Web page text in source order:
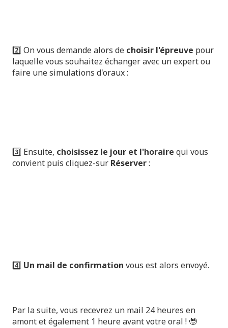
2️⃣ On vous demande alors de choisir l'épreuve pour
laquelle vous souhaitez échanger avec un expert ou
faire une simulations d'oraux :
3️⃣ Ensuite, choisissez le jour et l'horaire qui vous
convient puis cliquez-sur Réserver:
4️⃣ Un mail de confirmation vous est alors envoyé.
Par la suite, vous recevrez un mail 24 heures en
amont et également 1 heure avant votre oral ! 🤓